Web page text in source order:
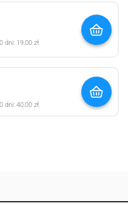
dni: 19,00 zł.
dni: 40,00 zł.